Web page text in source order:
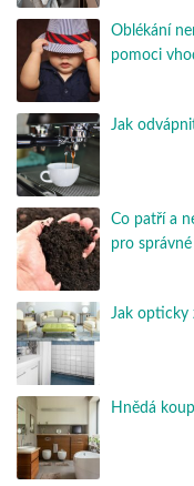
Oblékání
pomoci
Jak
Co patří a
pro
Jak opticky
Hnědá